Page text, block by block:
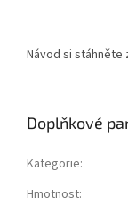
Návod si stáhněte
Doplňkové
Kategorie:
Hmotnost: